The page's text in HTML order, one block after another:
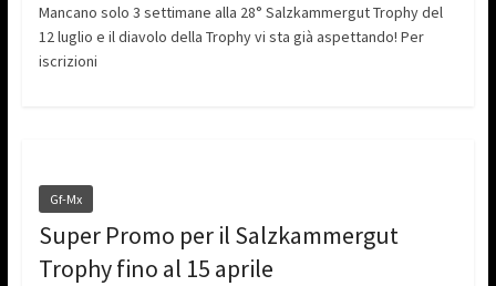
Mancano solo 3 settimane alla 28° Salzkammergut Trophy del
12 luglio e il diavolo della Trophy vi sta già aspettando! Per
iscrizioni
Gf-Mx
Super Promo per il Salzkammergut
Trophy fino al 15 aprile